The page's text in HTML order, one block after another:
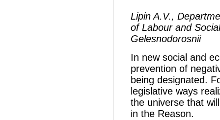
Lipin A.V.,
of Labour and
Gelesnodorosnii
In new social and
prevention of
being designated.
legislative ways
the universe that
in the Reason.